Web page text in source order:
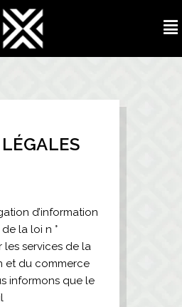
d’information
la loi n °
les services de la
et du commerce
informons que le